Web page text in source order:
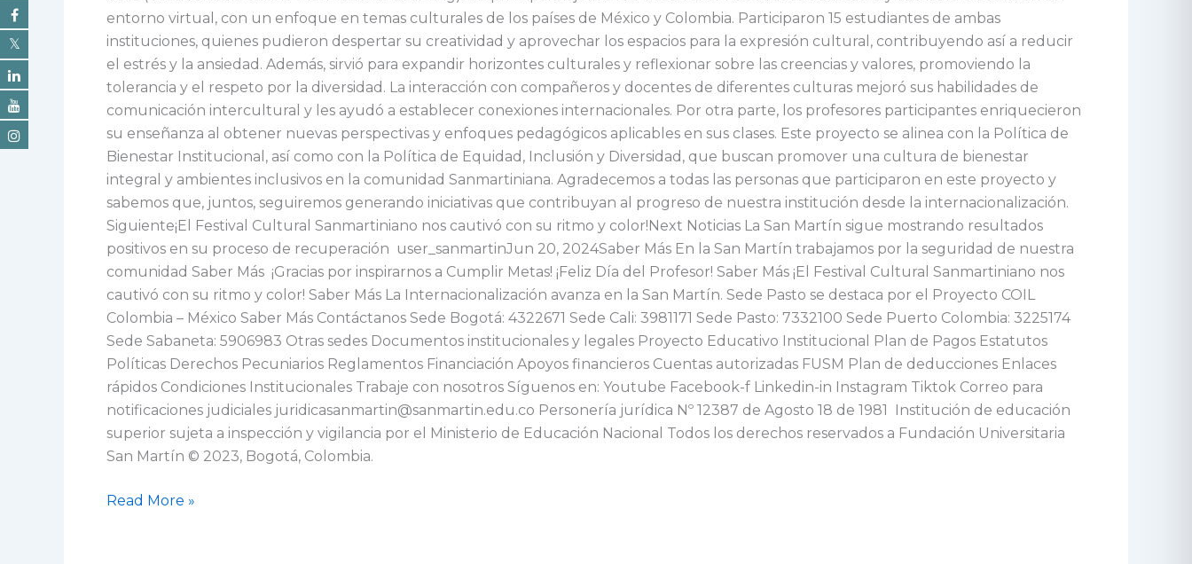
entorno virtual, con un enfoque en temas culturales de los países de México y Colombia. Participaron 15 estudiantes de ambas
instituciones, quienes pudieron despertar su creatividad y aprovechar los espacios para la expresión cultural, contribuyendo así a reducir
el estrés y la ansiedad. Además, sirvió para expandir horizontes culturales y reflexionar sobre las creencias y valores, promoviendo la
tolerancia y el respeto por la diversidad. La interacción con compañeros y docentes de diferentes culturas mejoró sus habilidades de
comunicación intercultural y les ayudó a establecer conexiones internacionales. Por otra parte, los profesores participantes enriquecieron
su enseñanza al obtener nuevas perspectivas y enfoques pedagógicos aplicables en sus clases. Este proyecto se alinea con la Política de
Bienestar Institucional, así como con la Política de Equidad, Inclusión y Diversidad, que buscan promover una cultura de bienestar
integral y ambientes inclusivos en la comunidad Sanmartiniana. Agradecemos a todas las personas que participaron en este proyecto y
sabemos que, juntos, seguiremos generando iniciativas que contribuyan al progreso de nuestra institución desde la internacionalización.
Siguiente¡El Festival Cultural Sanmartiniano nos cautivó con su ritmo y color!Next Noticias La San Martín sigue mostrando resultados
positivos en su proceso de recuperación user_sanmartinJun 20, 2024Saber Más En la San Martín trabajamos por la seguridad de nuestra
comunidad Saber Más ¡Gracias por inspirarnos a Cumplir Metas! ¡Feliz Día del Profesor! Saber Más ¡El Festival Cultural Sanmartiniano nos
cautivó con su ritmo y color! Saber Más La Internacionalización avanza en la San Martín. Sede Pasto se destaca por el Proyecto COIL
Colombia – México Saber Más Contáctanos Sede Bogotá: 4322671 Sede Cali: 3981171 Sede Pasto: 7332100 Sede Puerto Colombia: 3225174
Sede Sabaneta: 5906983 Otras sedes Documentos institucionales y legales Proyecto Educativo Institucional Plan de Pagos Estatutos
Políticas Derechos Pecuniarios Reglamentos Financiación Apoyos financieros Cuentas autorizadas FUSM Plan de deducciones Enlaces
rápidos Condiciones Institucionales Trabaje con nosotros Síguenos en: Youtube Facebook-f Linkedin-in Instagram Tiktok Correo para
notificaciones judiciales juridicasanmartin@sanmartin.edu.co Personería jurídica Nº 12387 de Agosto 18 de 1981 Institución de educación
superior sujeta a inspección y vigilancia por el Ministerio de Educación Nacional Todos los derechos reservados a Fundación Universitaria
San Martín © 2023, Bogotá, Colombia.
Proyecto
COIL
Colombia
–
México
Read More »